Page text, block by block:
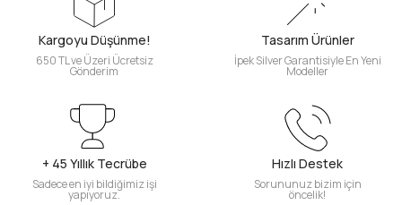
Kargoyu Düşünme!
650 TL ve Üzeri Ücretsiz
Gönderim
Tasarım Ürünler
İpek Silver Garantisiyle En Yeni
Modeller
+ 45 Yıllık Tecrübe
Sadece en iyi bildiğimiz işi
yapıyoruz.
Hızlı Destek
Sorununuz bizim için
öncelik!